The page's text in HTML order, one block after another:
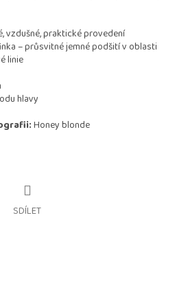
vzdušné, praktické provedení
– průsvitné jemné podšití v oblasti
linie
hlavy
Honey blonde
SDÍLET